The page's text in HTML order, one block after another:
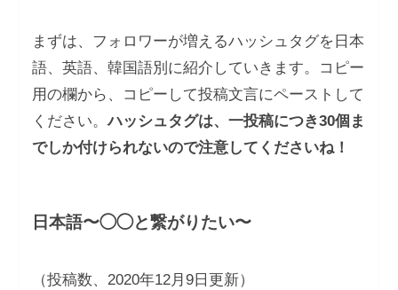
まずは、フォロワーが増えるハッシュタグを日本
語、英語、韓国語別に紹介していきます。コピー
用の欄から、コピーして投稿文言にペーストして
ください。ハッシュタグは、一投稿につき30個ま
でしか付けられないので注意してくださいね！
日本語〜◯◯と繋がりたい〜
（投稿数、2020年12月9日更新）